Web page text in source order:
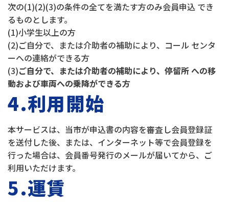
次の(1)(2)(3)の条件の全てを満たす方のみ会員申込 でき
るものとします。
(1)小学生以上の方
(2)ご自分で、または介助者の補助により、コール センタ
ーへの連絡ができる方
(3)ご自分で、または介助者の補助により、停留所 への移
動および車両への乗降ができる方
4.利用開始
本サービスは、当市が申込書の内容を審査し会員登録証
を送付した後、または、インターネット等で会員登録を
行った場合は、会員番号発行のメールが届いてから、ご
利用いただけます。
5.運賃